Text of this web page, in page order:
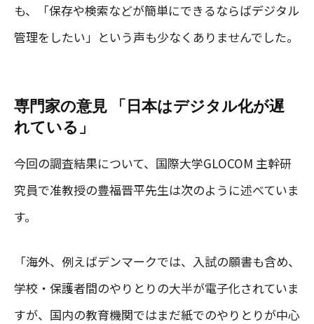
も、「保存や検索などが簡単にできるならばデジタル
管理をしたい」という声も少なくありませんでした。
専門家の意見 「日本はデジタル化が遅
れている」
今回の調査結果について、国際大学GLOCOM 主幹研
究員で准教授の豊福晋平先生は次のように述べていま
す。
「海外、例えばデンマークでは、入試の願書も含め、
学校・保護者間のやりとりの大半が電子化されていま
すが、国内の教育機関ではまだ紙でのやりとりが中心